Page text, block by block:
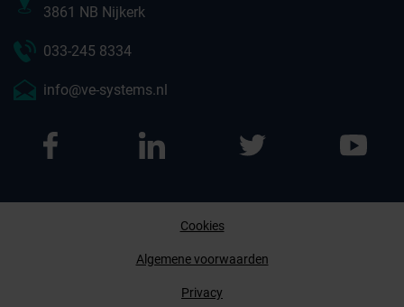
3861 NB Nijkerk
033-245 8334
info@ve-systems.nl
Cookies
Algemene voorwaarden
Privacy
Afspraak maken